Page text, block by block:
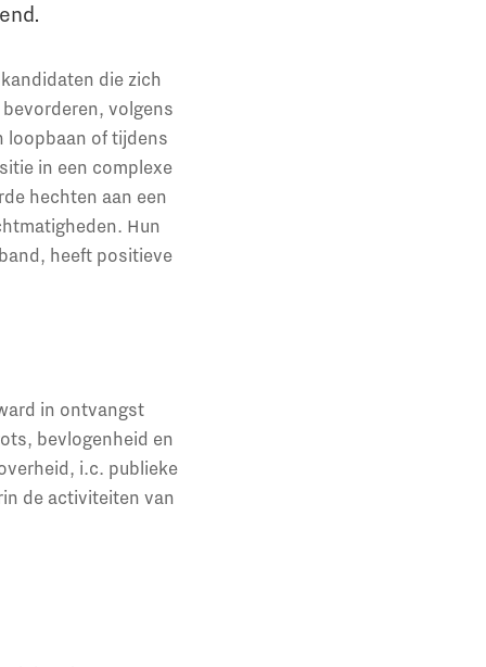
die zich
volgens
loopbaan of tijdens
in een complexe
hechten aan een
Hun
heeft positieve
in ontvangst
bevlogenheid en
i.c. publieke
de activiteiten van